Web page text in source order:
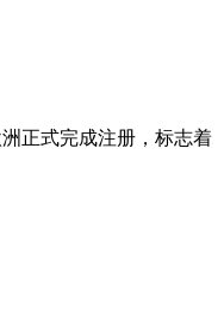
正式完成注册，标志着